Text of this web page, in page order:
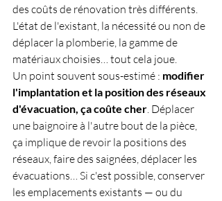
des coûts de rénovation très différents.
L'état de l'existant, la nécessité ou non de
déplacer la plomberie, la gamme de
matériaux choisies… tout cela joue.
Un point souvent sous-estimé : modifier
l'implantation et la position des réseaux
d'évacuation, ça coûte cher. Déplacer
une baignoire à l'autre bout de la pièce,
ça implique de revoir la positions des
réseaux, faire des saignées, déplacer les
évacuations… Si c'est possible, conserver
les emplacements existants — ou du